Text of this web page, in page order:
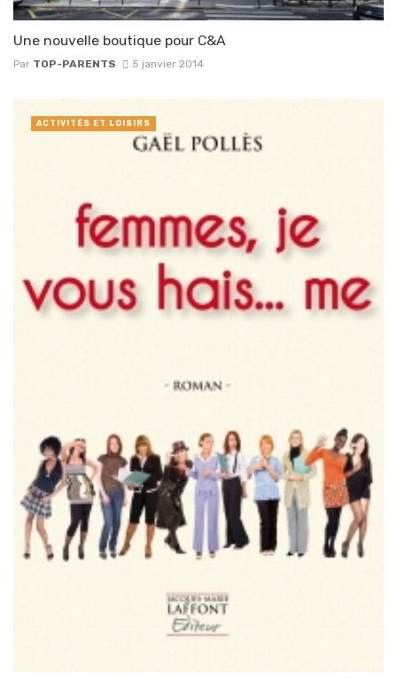
Une nouvelle boutique pour C&A
Par TOP-PARENTS 5 janvier 2014
ACTIVITÉS ET LOISIRS